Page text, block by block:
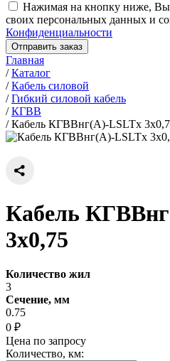
Нажимая на кнопку ниже, Вы
своих персональных данных и
Конфиденциальности
Отправить заказ
Главная
/Каталог
/Кабель силовой
/Гибкий силовой кабель
/КГВВ
/Кабель КГВВнг(А)-LSLTx
Кабель
3х0,75
Количество жил
3
Сечение, мм
0.75
0 ₽
Цена по запросу
Количество, км: